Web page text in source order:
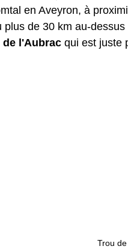
en Aveyron, à
plus de 30 km au-dessus
de l'Aubrac qui est juste
Trou